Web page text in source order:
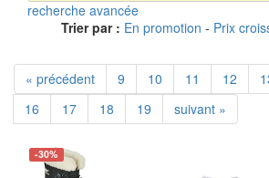
recherche avancée
Trier par : En promotion - Prix
« précédent 9 10 11 12
16
17 18 19 suivant »
-30%